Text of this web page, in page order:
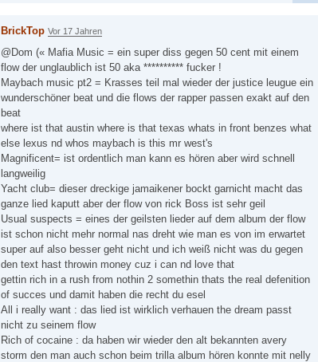
BrickTop Vor 17 Jahren
@Dom (« Mafia Music = ein super diss gegen 50 cent mit einem
flow der unglaublich ist 50 aka ********** fucker !
Maybach music pt2 = Krasses teil mal wieder der justice leugue ein
wunderschöner beat und die flows der rapper passen exakt auf den
beat
where ist that austin where is that texas whats in front benzes what
else lexus nd whos maybach is this mr west's
Magnificent= ist ordentlich man kann es hören aber wird schnell
langweilig
Yacht club= dieser dreckige jamaikener bockt garnicht macht das
ganze lied kaputt aber der flow von rick Boss ist sehr geil
Usual suspects = eines der geilsten lieder auf dem album der flow
ist schon nicht mehr normal nas dreht wie man es von im erwartet
super auf also besser geht nicht und ich weiß nicht was du gegen
den text hast throwin money cuz i can nd love that
gettin rich in a rush from nothin 2 somethin thats the real defenition
of succes und damit haben die recht du esel
All i really want : das lied ist wirklich verhauen the dream passt
nicht zu seinem flow
Rich of cocaine : da haben wir wieder den alt bekannten avery
storm den man auch schon beim trilla album hören konnte mit nelly